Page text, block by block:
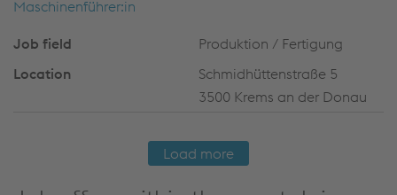
Maschinenführer:in
Produktion / Fertigung
Schmidhüttenstraße 5
3500 Krems an der Donau
Load more